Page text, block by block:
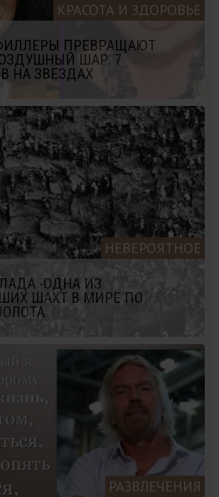
КРАСОТА И ЗДОРОВЬЕ
ПРЕВРАЩАЮТ
ШАР. 7
НА ЗВЕЗДАХ
НЕВЕРОЯТНОЕ
-ОДНА ИЗ
ШАХТ В МИРЕ ПО
РАЗВЛЕЧЕНИЯ